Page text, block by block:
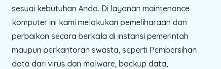
sesuai kebutuhan Anda. Di layanan maintenance
komputer ini kami melakukan pemeliharaan dan
perbaikan secara berkala di instansi pemerintah
maupun perkantoran swasta, seperti Pembersihan
data dari virus dan malware, backup data,